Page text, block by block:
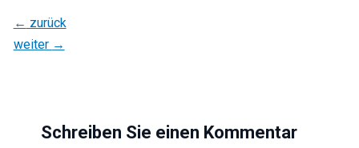
← zurück
weiter →
Schreiben Sie einen Kommentar